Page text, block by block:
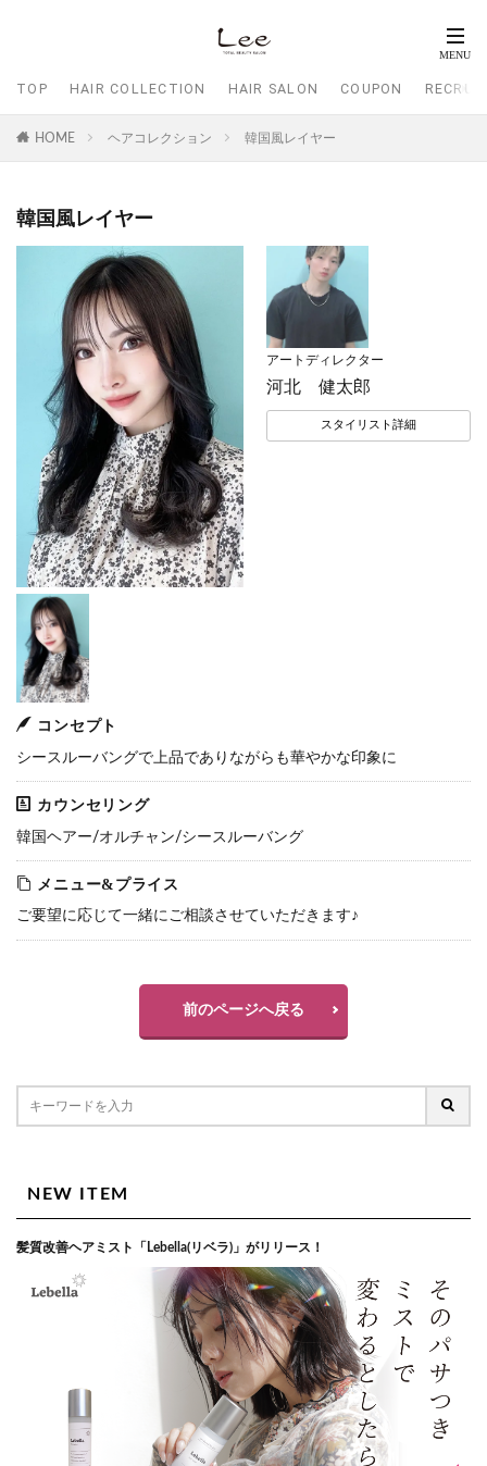
TOP HAIR COLLECTION HAIR SALON COUPON
HOME ヘアコレクション 韓国風レイヤー
韓国風レイヤー
アートディレクター
河北 健太郎
スタイリスト詳細
コンセプト
シースルーバングで上品でありながらも華やかな印象に
カウンセリング
韓国ヘアー/オルチャン/シースルーバング
メニュー&プライス
ご要望に応じて一緒にご相談させていただきます♪
前のページへ戻る
NEW ITEM
髪質改善ヘアミスト「Lebella(リベラ)」がリリース！